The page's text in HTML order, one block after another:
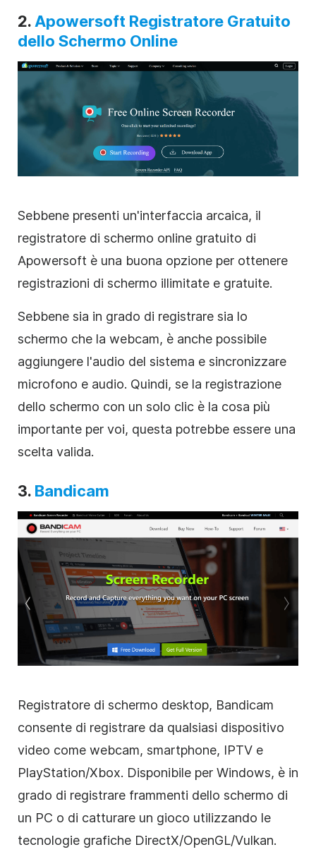
2. Apowersoft Registratore Gratuito
dello Schermo Online
Sebbene presenti un'interfaccia arcaica, il
registratore di schermo online gratuito di
Apowersoft è una buona opzione per ottenere
registrazioni di schermo illimitate e gratuite.
Sebbene sia in grado di registrare sia lo
schermo che la webcam, è anche possibile
aggiungere l'audio del sistema e sincronizzare
microfono e audio. Quindi, se la registrazione
dello schermo con un solo clic è la cosa più
importante per voi, questa potrebbe essere una
scelta valida.
3. Bandicam
Registratore di schermo desktop, Bandicam
consente di registrare da qualsiasi dispositivo
video come webcam, smartphone, IPTV e
PlayStation/Xbox. Disponibile per Windows, è in
grado di registrare frammenti dello schermo di
un PC o di catturare un gioco utilizzando le
tecnologie grafiche DirectX/OpenGL/Vulkan.